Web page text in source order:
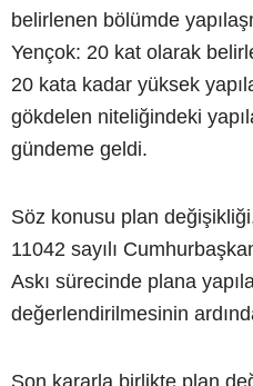
belirlenen bölümde
Yençok: 20 kat olarak
20 kata kadar yüksek
gökdelen niteliğindeki
gündeme geldi.
Söz konusu plan
11042 sayılı
Askı sürecinde plana
değerlendirilmesinin
Son kararla birlikte plan